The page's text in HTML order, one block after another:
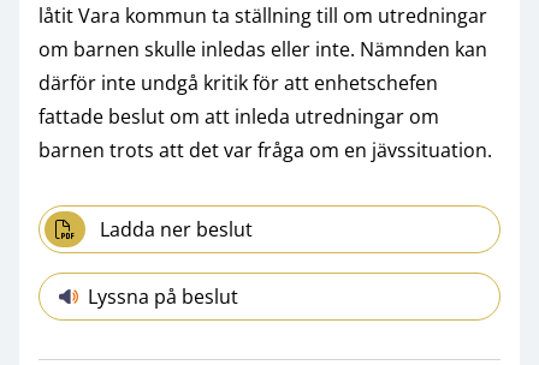
låtit Vara kommun ta ställning till om utredningar
om barnen skulle inledas eller inte. Nämnden kan
därför inte undgå kritik för att enhetschefen
fattade beslut om att inleda utredningar om
barnen trots att det var fråga om en jävssituation.
Ladda ner beslut
Lyssna på beslut